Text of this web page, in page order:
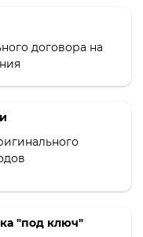
договора на
"под ключ"